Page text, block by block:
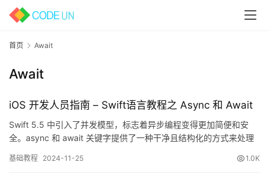
首页 Await
Await
iOS 开发人员指南 – Swift语言教程之 Async 和 Await
Swift 5.5 中引入了并发模型，标志着异步编程变得更加简便和安
全。async 和 await 关键字提供了一种干净且结构化的方式来处理
基础教程 2024-11-25 1.0K